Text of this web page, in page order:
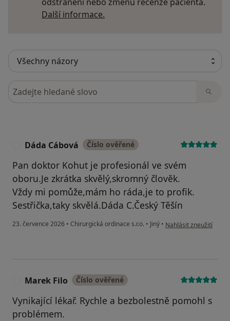
odstranění nebo změnu recenze pacienta.
Další informace.
Hledejte v názorech
Dáda Cábová Číslo ověřené
Pan doktor Kohut je profesionál ve svém
oboru.Je zkrátka skvělý,skromný člověk.
Vždy mi pomůže,mám ho ráda,je to profik.
Sestřička,taky skvělá.Dáda C.Český Těšín
23. července 2026 • Chirurgická ordinace s.r.o. • Jiný • podle názoru
Nahlásit zneužití
Marek Filo Číslo ověřené
Vynikající lékař. Rychle a bezbolestně pomohl s
problémem.